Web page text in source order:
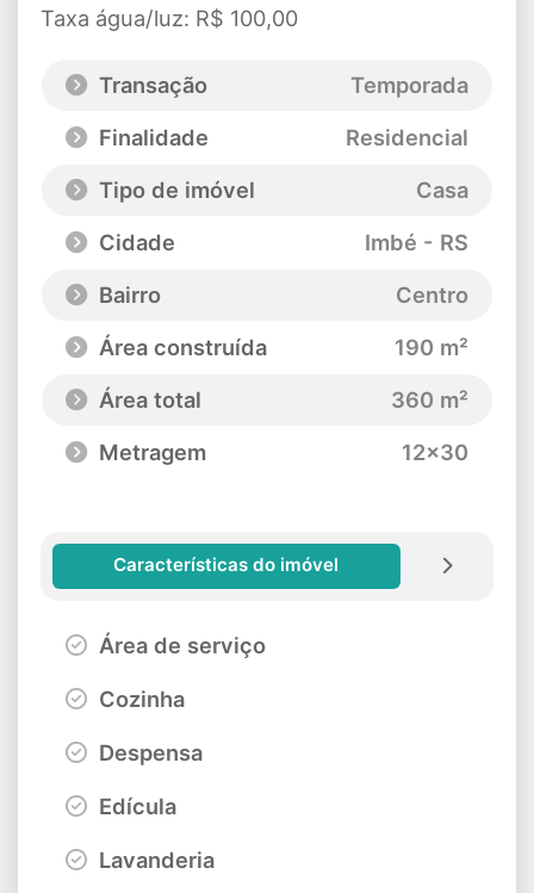
Taxa água/luz: R$ 100,00
Transação
Temporada
Finalidade
Residencial
Tipo de imóvel
Casa
Cidade
Imbé - RS
Bairro
Centro
Área construída
190 m²
Área total
360 m²
Metragem
12x30
Características do imóvel
Área de serviço
Cozinha
Despensa
Edícula
Lavanderia